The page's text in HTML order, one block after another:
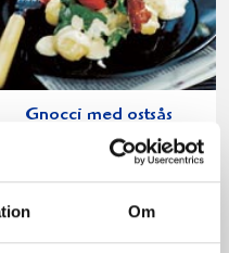
Om
Gnocci med ostsås